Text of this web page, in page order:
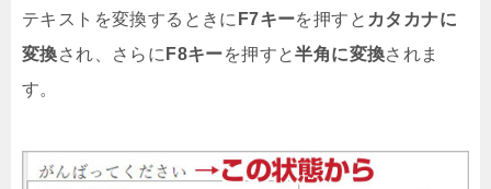
テキストを変換するときに F7キーを押すと カタカナに
変換され、さらに F8キーを押すと半角に変換されま
す。